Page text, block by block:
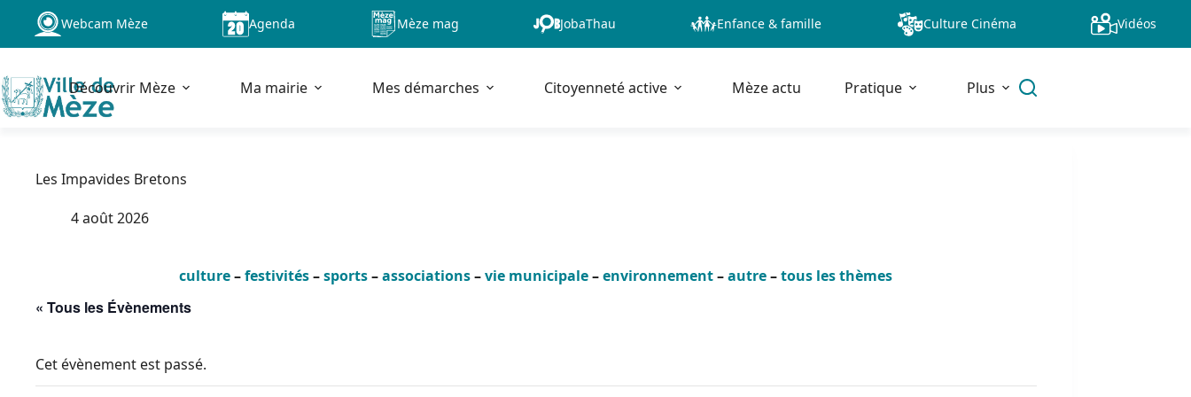
Passer
contenu
Webcam Mèze Agenda Mèze mag JobaThau Enfance & famille Culture Cinéma Vidéos
Découvrir Mèze Ma mairie Mes démarches Citoyenneté active Mèze actu Pratique Plus
Les Impavides Bretons
4 août 2026
culture–festivités–sports–associations–vie municipale–environnement–autre–tous les thèmes
« Tous les Évènements
Cet évènement est passé.